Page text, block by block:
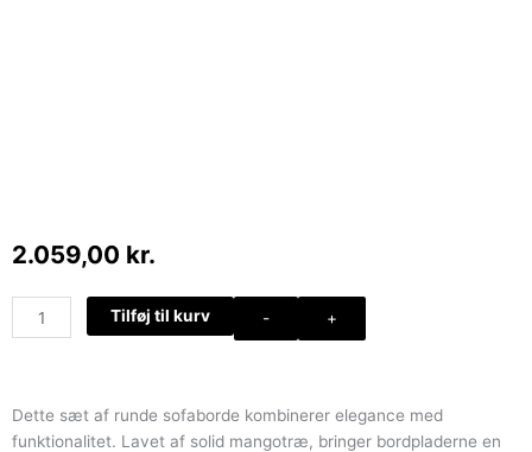
2.059,00 kr.
-
Rundt
sofabordssæt
træmønster
antal
+
Tilføj til kurv
Dette sæt af runde sofaborde kombinerer elegance med
funktionalitet. Lavet af solid mangotræ, bringer bordpladerne en